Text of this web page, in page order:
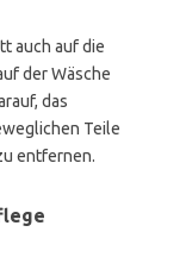
auch auf die
der Wäsche
das
Teile
entfernen.